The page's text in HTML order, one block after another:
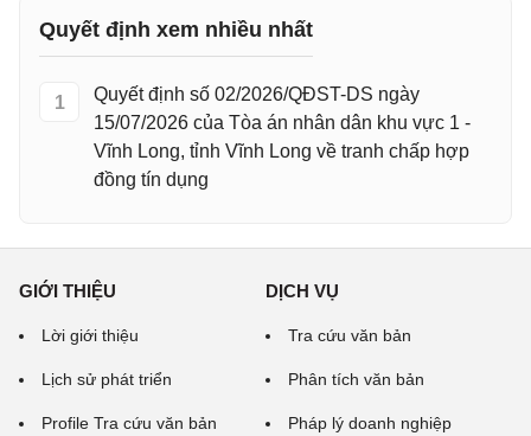
Quyết định xem nhiều nhất
1
Quyết định số 02/2026/QĐST-DS ngày
15/07/2026 của Tòa án nhân dân khu vực 1 -
Vĩnh Long, tỉnh Vĩnh Long về tranh chấp hợp
đồng tín dụng
GIỚI THIỆU
Lời giới thiệu
Lịch sử phát triển
Profile Tra cứu văn bản
DỊCH VỤ
Tra cứu văn bản
Phân tích văn bản
Pháp lý doanh nghiệp